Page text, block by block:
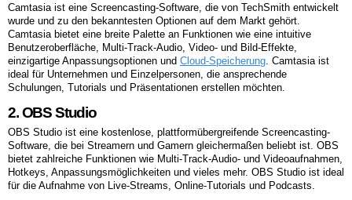
Camtasia ist eine Screencasting-Software, die von TechSmith entwickelt
wurde und zu den bekanntesten Optionen auf dem Markt gehört.
Camtasia bietet eine breite Palette an Funktionen wie eine intuitive
Benutzeroberfläche, Multi-Track-Audio, Video- und Bild-Effekte,
einzigartige Anpassungsoptionen und Cloud-Speicherung . Camtasia ist
ideal für Unternehmen und Einzelpersonen, die ansprechende
Schulungen, Tutorials und Präsentationen erstellen möchten.
2. OBS Studio
OBS Studio ist eine kostenlose, plattformübergreifende Screencasting-
Software, die bei Streamern und Gamern gleichermaßen beliebt ist. OBS
bietet zahlreiche Funktionen wie Multi-Track-Audio- und Videoaufnahmen,
Hotkeys, Anpassungsmöglichkeiten und vieles mehr. OBS Studio ist ideal
für die Aufnahme von Live-Streams, Online-Tutorials und Podcasts.